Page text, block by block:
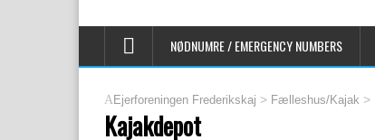
NØDNUMRE / EMERGENCY NUMBERS
Ejerforeningen Frederikskaj > Fælleshus/Kajak >
Kajakdepot